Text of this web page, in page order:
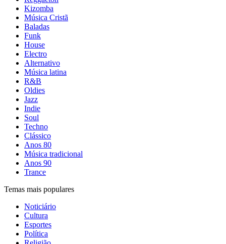
Kizomba
Música Cristã
Baladas
Funk
House
Electro
Alternativo
Música latina
R&B
Oldies
Jazz
Indie
Soul
Techno
Clássico
Anos 80
Música tradicional
Anos 90
Trance
Temas mais populares
Noticiário
Cultura
Esportes
Política